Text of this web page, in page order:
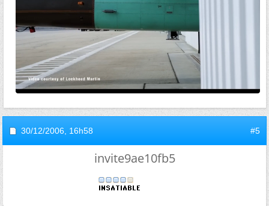
30/12/2006, 16h58 #5
invite9ae10fb5